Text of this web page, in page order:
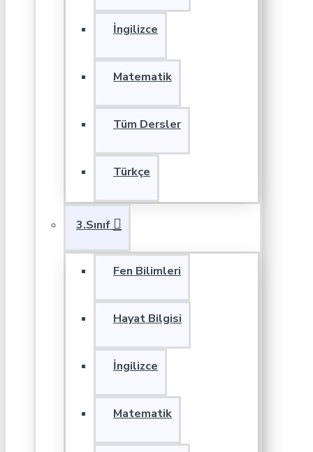
İngilizce
Matematik
Tüm Dersler
Türkçe
3.Sınıf
Fen Bilimleri
Hayat Bilgisi
İngilizce
Matematik